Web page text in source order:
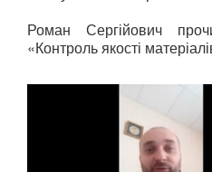
Роман Сергійович
«Контроль якості